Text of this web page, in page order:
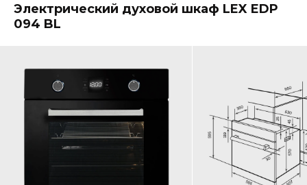
Электрический духовой шкаф LEX EDP
094 BL